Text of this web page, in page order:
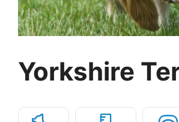
Yorkshire